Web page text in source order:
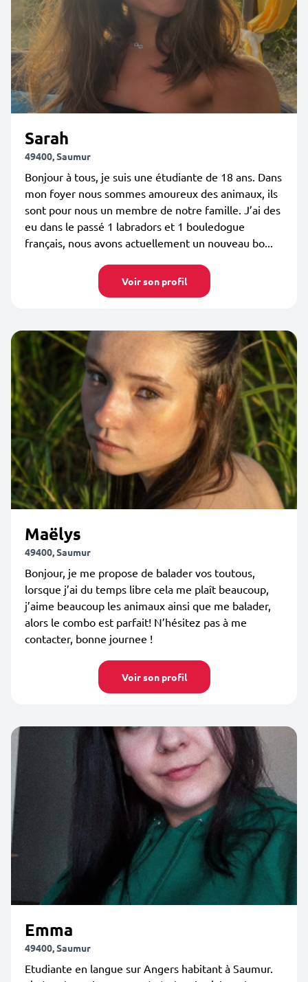
Sarah
49400, Saumur
Bonjour à tous, je suis une étudiante de 18 ans. Dans
mon foyer nous sommes amoureux des animaux, ils
sont pour nous un membre de notre famille. J’ai des
eu dans le passé 1 labradors et 1 bouledogue
français, nous avons actuellement un nouveau bo...
Voir son profil
Maëlys
49400, Saumur
Bonjour, je me propose de balader vos toutous,
lorsque j’ai du temps libre cela me plaît beaucoup,
j’aime beaucoup les animaux ainsi que me balader,
alors le combo est parfait! N’hésitez pas à me
contacter, bonne journee !
Voir son profil
Emma
49400, Saumur
Etudiante en langue sur Angers habitant à Saumur.